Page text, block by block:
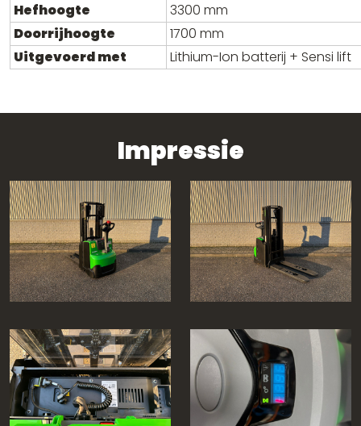
Hefhoogte
3300 mm
Doorrijhoogte
1700 mm
Uitgevoerd met
Lithium-Ion batterij + Sensi lift
Impressie